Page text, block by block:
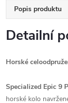
Popis produktu
Detailní
Horské
Specialized Epic 9
horské kolo